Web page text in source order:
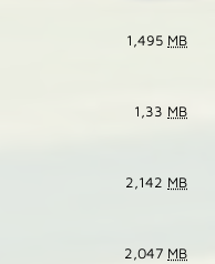
1,495 MB
1,33 MB
2,142 MB
2,047 MB